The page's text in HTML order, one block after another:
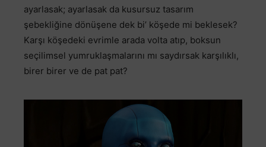
ayarlasak; ayarlasak da kusursuz tasarım
şebekliğine dönüşene dek bi’ köşede mi beklesek?
Karşı köşedeki evrimle arada volta atıp, boksun
seçilimsel yumruklaşmalarını mı saydırsak karşılıklı,
birer birer ve de pat pat?